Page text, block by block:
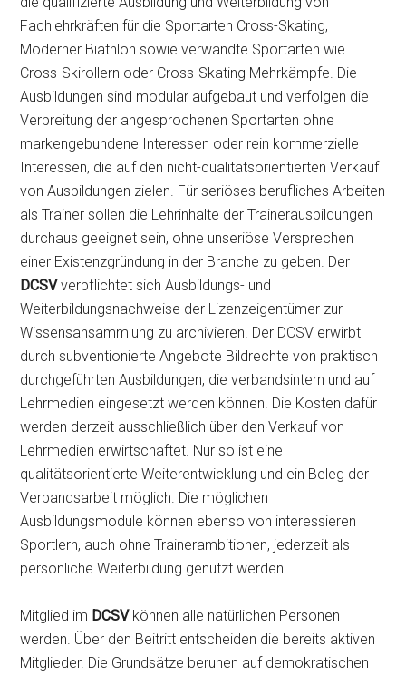
Fachlehrkräften für die Sportarten Cross-Skating,
Moderner Biathlon sowie verwandte Sportarten wie
Cross-Skirollern oder Cross-Skating Mehrkämpfe. Die
Ausbildungen sind modular aufgebaut und verfolgen die
Verbreitung der angesprochenen Sportarten ohne
markengebundene Interessen oder rein kommerzielle
Interessen, die auf den nicht-qualitätsorientierten Verkauf
von Ausbildungen zielen. Für seriöses berufliches Arbeiten
als Trainer sollen die Lehrinhalte der Trainerausbildungen
durchaus geeignet sein, ohne unseriöse Versprechen
einer Existenzgründung in der Branche zu geben. Der
DCSVverpflichtet sich Ausbildungs- und
Weiterbildungsnachweise der Lizenzeigentümer zur
Wissensansammlung zu archivieren. Der DCSV erwirbt
durch subventionierte Angebote Bildrechte von praktisch
durchgeführten Ausbildungen, die verbandsintern und auf
Lehrmedien eingesetzt werden können. Die Kosten dafür
werden derzeit ausschließlich über den Verkauf von
Lehrmedien erwirtschaftet. Nur so ist eine
qualitätsorientierte Weiterentwicklung und ein Beleg der
Verbandsarbeit möglich. Die möglichen
Ausbildungsmodule können ebenso von interessieren
Sportlern, auch ohne Trainerambitionen, jederzeit als
persönliche Weiterbildung genutzt werden.
Mitglied im DCSVkönnen alle natürlichen Personen
werden. Über den Beitritt entscheiden die bereits aktiven
Mitglieder. Die Grundsätze beruhen auf demokratischen